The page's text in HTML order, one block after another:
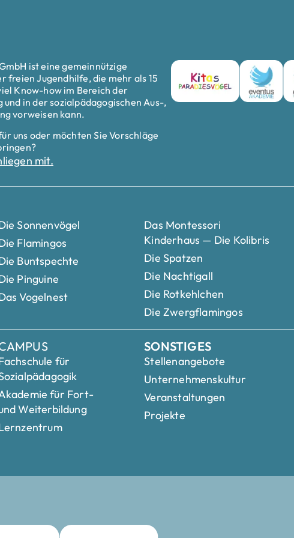
ist eine gemeinnützige
freien Jugendhilfe, die mehr als 15
Know-how im Bereich der
in der sozialpädagogischen Aus-,
vorweisen kann.
uns oder möchten Sie Vorschläge
mit.
Sonnenvögel
Flamingos
Buntspechte
Pinguine
Vogelnest
Das Montessori
Kinderhaus — Die Kolibris
Die Spatzen
Die Nachtigall
Die Rotkehlchen
Die Zwergflamingos
für
für Fort-
Weiterbildung
SONSTIGES
Stellenangebote
Unternehmenskultur
Veranstaltungen
Projekte